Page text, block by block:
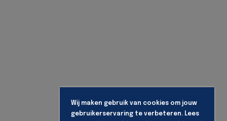
Wij maken gebruik van cookies om jouw
gebruikerservaring te verbeteren. Lees